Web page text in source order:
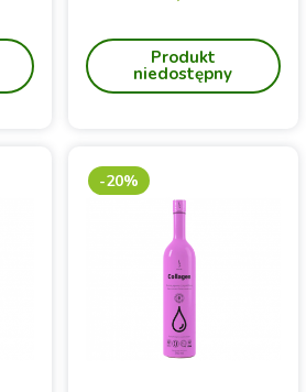
Produkt
niedostępny
-20%